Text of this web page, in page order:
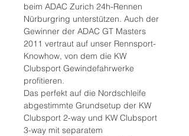
beim ADAC Zurich 24h-Rennen
Nürburgring unterstützen. Auch der
Gewinner der ADAC GT Masters
2011 vertraut auf unser Rennsport-
Knowhow, von dem die KW
Clubsport Gewindefahrwerke
profitieren.
Das perfekt auf die Nordschleife
abgestimmte Grundsetup der KW
Clubsport 2-way und KW Clubsport
3-way mit separatem